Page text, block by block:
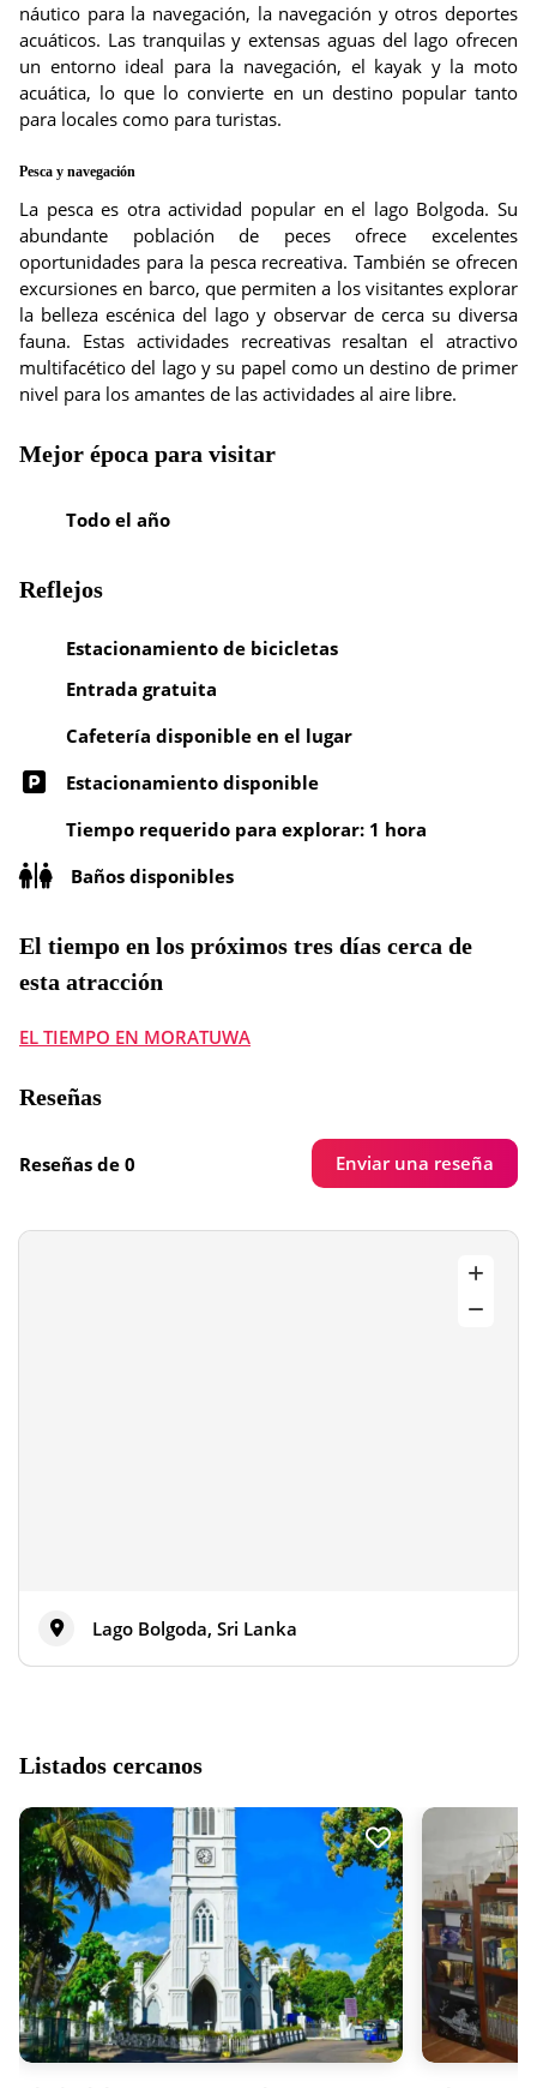
náutico para la navegación, la navegación y otros deportes
acuáticos. Las tranquilas y extensas aguas del lago ofrecen
un entorno ideal para la navegación, el kayak y la moto
acuática, lo que lo convierte en un destino popular tanto
para locales como para turistas.
Pesca y navegación
La pesca es otra actividad popular en el lago Bolgoda. Su
abundante población de peces ofrece excelentes
oportunidades para la pesca recreativa. También se ofrecen
excursiones en barco, que permiten a los visitantes explorar
la belleza escénica del lago y observar de cerca su diversa
fauna. Estas actividades recreativas resaltan el atractivo
multifacético del lago y su papel como un destino de primer
nivel para los amantes de las actividades al aire libre.
Mejor época para visitar
Todo el año
Reflejos
Estacionamiento de bicicletas
Entrada gratuita
Cafetería disponible en el lugar
Estacionamiento disponible
Tiempo requerido para explorar: 1 hora
Baños disponibles
El tiempo en los próximos tres días cerca de
esta atracción
EL TIEMPO EN MORATUWA
Reseñas
Reseñas de 0 Enviar una reseña
Lago Bolgoda, Sri Lanka
Listados cercanos